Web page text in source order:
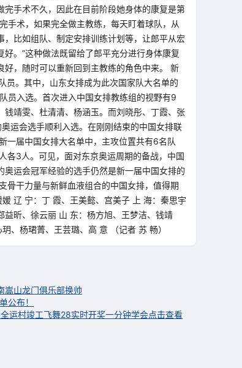
手术不久，因此在目前阶段她身体的康复是第
手术，如果完全做主教练，每天盯着球队，从
比如组队、制定安排训练计划等，让郎平从宏
。”这种做法既留给了郎平充分进行身体康复
，随时可以重新回到主教练的角色中来。 新
员。其中，山东女排成为此次国家队大名单的
员入选。首次进入中国女排教练组的视野有9
靖雯、杜清清、杨涵玉。而刘晓彤、丁霞、张
运会选手顺利入选。在刚刚结束的中国女排联
一届中国女排大名单中，主攻位置共有6名队
各3人。可见，面对东京奥运周期的备战，中国
运会冠军经验的选手仍然是新一届中国女排的
骨干力量与新鲜血液组合的中国女排，值得期
辽 宁：丁 霞、王美懿、宫美子 上 海：秦思宇
昕、徐云丽 山 东：杨方旭、王梦洁、钱靖
、杨珺菁、王芸璐、高 意 （记者 苏 畅）
嵩山龙门俱乐部换帅
公布！
运村竣工飞舞28实时开奖一分钟学会点击查看